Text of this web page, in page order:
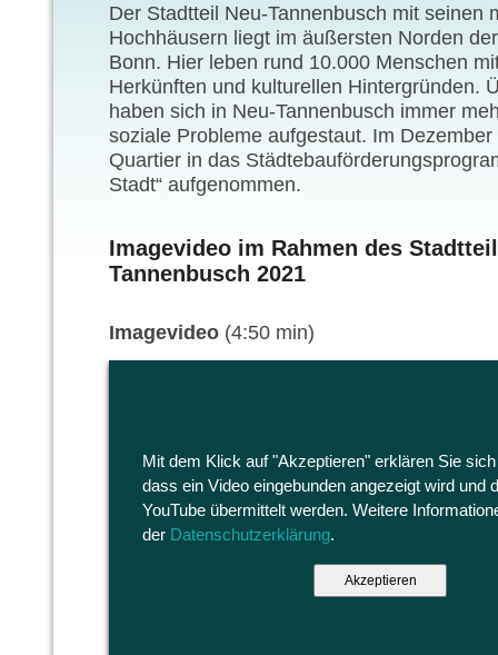
Der Stadtteil Neu-Tannenbusch mit seinen
Hochhäusern liegt im äußersten Norden
Bonn. Hier leben rund 10.000 Menschen
Herkünften und kulturellen Hintergründen.
haben sich in Neu-Tannenbusch immer
soziale Probleme aufgestaut. Im
Quartier in das
Stadt“ aufgenommen.
Imagevideo im Rahmen des
Tannenbusch 2021
Imagevideo(4:50 min)
Mit dem Klick auf "Akzeptieren" erklären Sie
dass ein Video eingebunden angezeigt wird und
YouTube übermittelt werden. Weitere
der Datenschutzerklärung.